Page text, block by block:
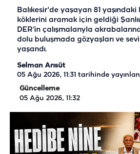
Balıkesir'de yaşayan 81
köklerini aramak için geldiği
DER’in çalışmalarıyla
dolu buluşmada gözyaşları ve
yaşandı.
Selman Arısüt
05 Ağu 2026, 11:31 tarihinde
Güncelleme
05 Ağu 2026, 11:32